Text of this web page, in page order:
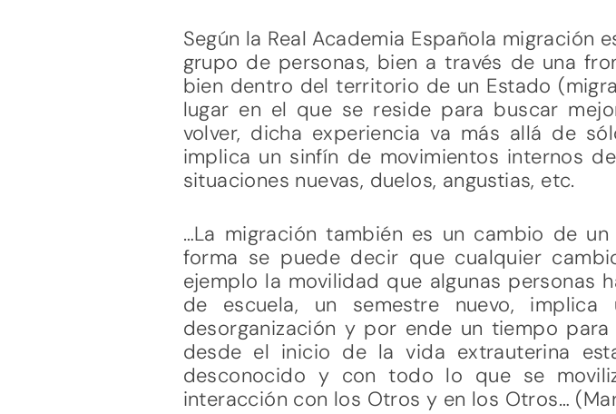
Según la Real Academia Española migración
grupo de personas, bien a través de una
bien dentro del territorio de un Estado
lugar en el que se reside para buscar
volver, dicha experiencia va más allá de
implica un sinfín de movimientos internos
situaciones nuevas, duelos, angustias, etc.
…La migración también es un cambio de
forma se puede decir que cualquier
ejemplo la movilidad que algunas personas
de escuela, un semestre nuevo,
desorganización y por ende un tiempo
desde el inicio de la vida extrauterina
desconocido y con todo lo que se
interacción con los Otros y en los Otros…